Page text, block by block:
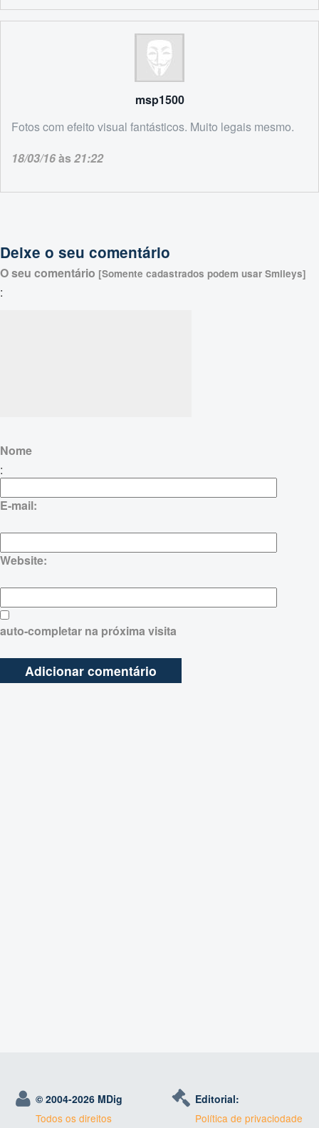
msp1500
Fotos com efeito visual fantásticos. Muito legais mesmo.
18/03/16às21:22
Deixe o seu comentário
O seu comentário [Somente cadastrados podem usar Smileys]
:
Nome
:
E-mail:
Website:
auto-completar na próxima visita
© 2004-2026 MDig
Todos os direitos
Editorial:
Política de privaciodade